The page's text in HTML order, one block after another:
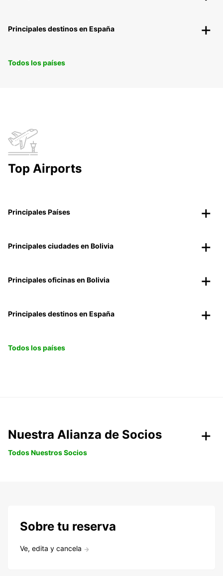
Principales destinos en España
Todos los países
Top Airports
Principales Países
Principales ciudades en Bolivia
Principales oficinas en Bolivia
Principales destinos en España
Todos los países
Nuestra Alianza de Socios
Todos Nuestros Socios
Sobre tu reserva
Ve, edita y cancela